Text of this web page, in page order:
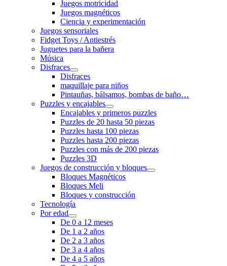
Juegos motricidad
Juegos magnéticos
Ciencia y experimentación
Juegos sensoriales
Fidget Toys / Antiestrés
Juguetes para la bañera
Música
Disfraces
Disfraces
maquillaje para niños
Pintauñas, bálsamos, bombas de baño…
Puzzles y encajables
Encajables y primeros puzzles
Puzzles de 20 hasta 50 piezas
Puzzles hasta 100 piezas
Puzzles hasta 200 piezas
Puzzles con más de 200 piezas
Puzzles 3D
Juegos de construcción y bloques
Bloques Magnéticos
Bloques Meli
Bloques y construcción
Tecnología
Por edad
De 0 a 12 meses
De 1 a 2 años
De 2 a 3 años
De 3 a 4 años
De 4 a 5 años